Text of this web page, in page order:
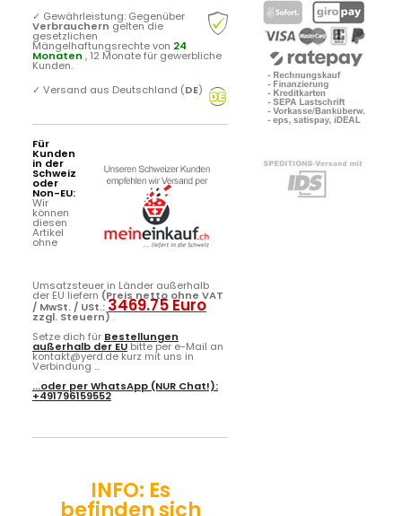
✓ Gewährleistung: Gegenüber
Verbrauchern gelten die
gesetzlichen
Mängelhaftungsrechte von 24
Monaten , 12 Monate für gewerbliche
Kunden.
✓ Versand aus Deutschland (DE)
Für
Kunden
in der
Schweiz
oder
Non-EU:
Wir
können
diesen
Artikel
ohne
Umsatzsteuer in Länder außerhalb
der EU liefern (Preis netto ohne VAT
/ MwSt. / USt.:3469.75 Euro
zzgl. Steuern).
Setze dich für Bestellungen
außerhalb der EUbitte per e-Mail an
kontakt@yerd.de kurz mit uns in
Verbindung ...
...oder perWhatsApp (NUR Chat!):
+491796159552
INFO: Es
befinden sich